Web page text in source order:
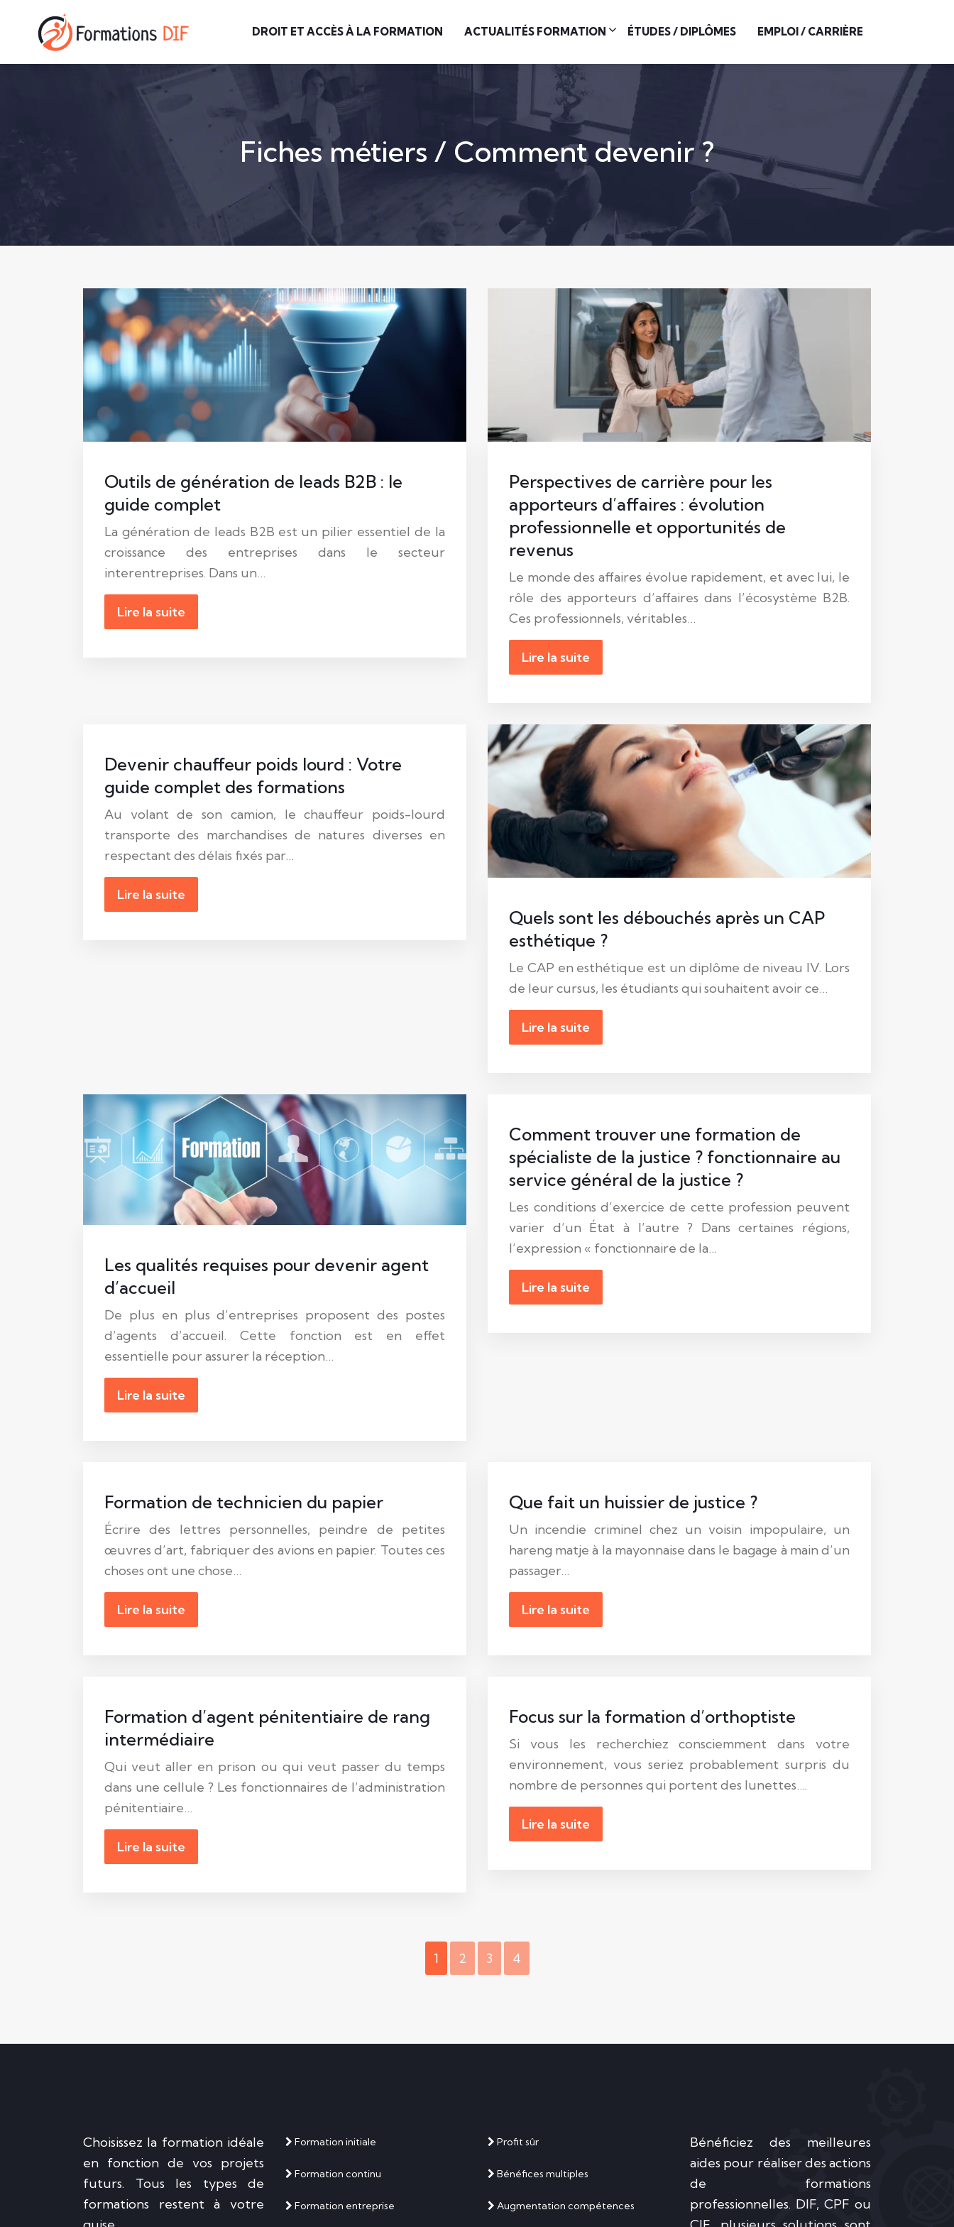
DROIT ET ACCÈS À LA FORMATION ACTUALITÉS FORMATION ÉTUDES / DIPLÔMES EMPLOI / CARRIÈRE
Fiches métiers / Comment devenir ?
Outils de génération de leads B2B : le
guide complet
La génération de leads B2B est un pilier essentiel de la
croissance des entreprises dans le secteur
interentreprises. Dans un…
Lire la suite
Perspectives de carrière pour les
apporteurs d’affaires : évolution
professionnelle et opportunités de
revenus
Le monde des affaires évolue rapidement, et avec lui, le
rôle des apporteurs d’affaires dans l’écosystème B2B.
Ces professionnels, véritables…
Lire la suite
Devenir chauffeur poids lourd : Votre
guide complet des formations
Au volant de son camion, le chauffeur poids-lourd
transporte des marchandises de natures diverses en
respectant des délais fixés par…
Lire la suite
Quels sont les débouchés après un CAP
esthétique ?
Le CAP en esthétique est un diplôme de niveau IV. Lors
de leur cursus, les étudiants qui souhaitent avoir ce…
Lire la suite
Les qualités requises pour devenir agent
d’accueil
De plus en plus d’entreprises proposent des postes
d’agents d’accueil. Cette fonction est en effet
essentielle pour assurer la réception…
Lire la suite
Comment trouver une formation de
spécialiste de la justice ? fonctionnaire au
service général de la justice ?
Les conditions d’exercice de cette profession peuvent
varier d’un État à l’autre ? Dans certaines régions,
l’expression « fonctionnaire de la…
Lire la suite
Formation de technicien du papier
Écrire des lettres personnelles, peindre de petites
œuvres d’art, fabriquer des avions en papier. Toutes ces
choses ont une chose…
Lire la suite
Que fait un huissier de justice ?
Un incendie criminel chez un voisin impopulaire, un
hareng matje à la mayonnaise dans le bagage à main d’un
passager…
Lire la suite
Formation d’agent pénitentiaire de rang
intermédiaire
Qui veut aller en prison ou qui veut passer du temps
dans une cellule ? Les fonctionnaires de l’administration
pénitentiaire…
Lire la suite
Focus sur la formation d’orthoptiste
Si vous les recherchiez consciemment dans votre
environnement, vous seriez probablement surpris du
nombre de personnes qui portent des lunettes….
Lire la suite
1 2 3 4
Choisissez la formation idéale
en fonction de vos projets
futurs. Tous les types de
formations restent à votre
Formation initiale
Formation continu
Formation entreprise
Profit sûr
Bénéfices multiples
Augmentation compétences
Bénéficiez des meilleures
aides pour réaliser des actions
de formations
professionnelles. DIF, CPF ou